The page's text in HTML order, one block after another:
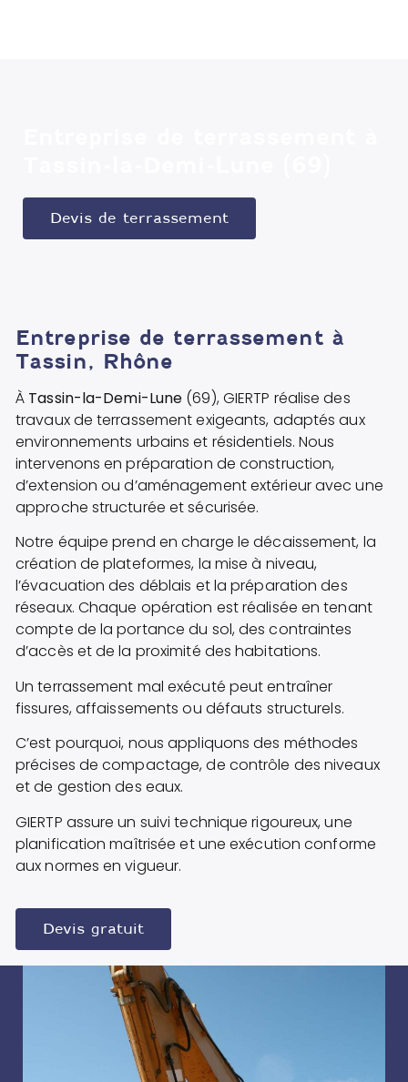
Devis de terrassement
Entreprise de terrassement à
Tassin, Rhône
À Tassin-la-Demi-Lune (69), GIERTP réalise des
travaux de terrassement exigeants, adaptés aux
environnements urbains et résidentiels. Nous
intervenons en préparation de construction,
d’extension ou d’aménagement extérieur avec une
approche structurée et sécurisée.
Notre équipe prend en charge le décaissement, la
création de plateformes, la mise à niveau,
l’évacuation des déblais et la préparation des
réseaux. Chaque opération est réalisée en tenant
compte de la portance du sol, des contraintes
d’accès et de la proximité des habitations.
Un terrassement mal exécuté peut entraîner
fissures, affaissements ou défauts structurels.
C’est pourquoi, nous appliquons des méthodes
précises de compactage, de contrôle des niveaux
et de gestion des eaux.
GIERTP assure un suivi technique rigoureux, une
planification maîtrisée et une exécution conforme
aux normes en vigueur.
Devis gratuit